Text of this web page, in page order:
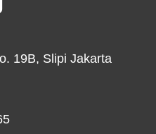
19B, Slipi Jakarta